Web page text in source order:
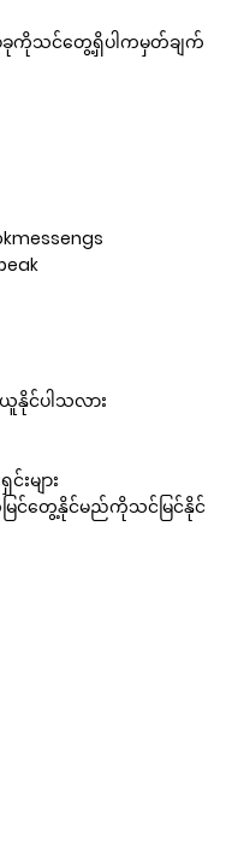
ကိုသင်တွေ့ရှိပါကမှတ်ချက်
နိုင်ပါသလား
များ
င်တွေ့နိုင်မည်ကိုသင်မြင်နိုင်